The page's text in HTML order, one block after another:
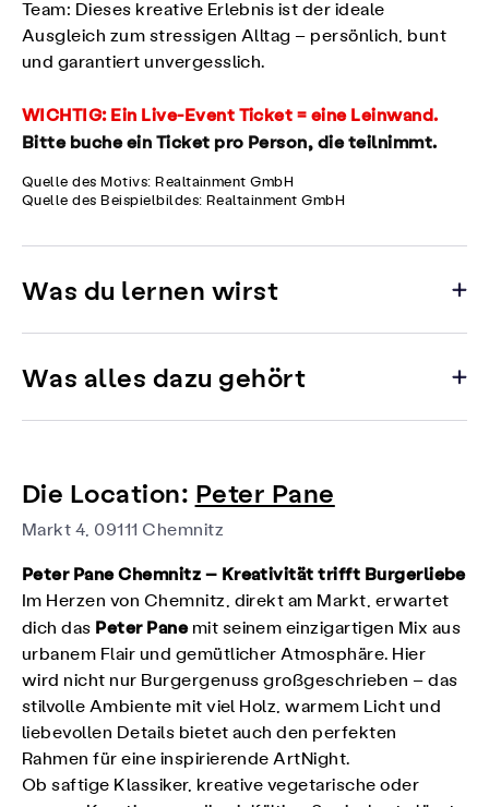
Team: Dieses kreative Erlebnis ist der ideale
Ausgleich zum stressigen Alltag – persönlich, bunt
und garantiert unvergesslich.
WICHTIG: Ein Live-Event Ticket = eine Leinwand.
Bitte buche ein Ticket pro Person, die teilnimmt.
Quelle des Motivs: Realtainment GmbH
Quelle des Beispielbildes: Realtainment GmbH
Was du lernen wirst
Was alles dazu gehört
Die Location: Peter Pane
Markt 4, 09111 Chemnitz
Peter Pane Chemnitz – Kreativität trifft Burgerliebe
Im Herzen von Chemnitz, direkt am Markt, erwartet
dich das Peter Panemit seinem einzigartigen Mix aus
urbanem Flair und gemütlicher Atmosphäre. Hier
wird nicht nur Burgergenuss großgeschrieben – das
stilvolle Ambiente mit viel Holz, warmem Licht und
liebevollen Details bietet auch den perfekten
Rahmen für eine inspirierende ArtNight.​
Ob saftige Klassiker, kreative vegetarische oder